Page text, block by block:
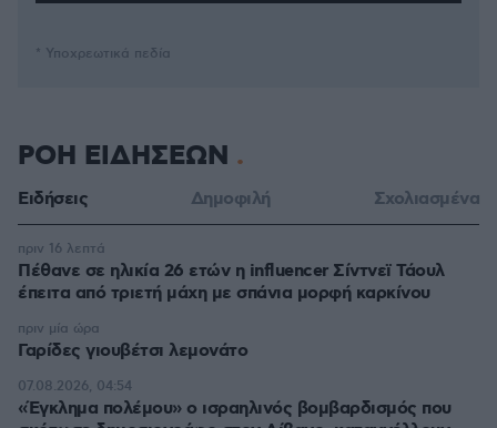
* Υποχρεωτικά πεδία
ΡΟΗ ΕΙΔΗΣΕΩΝ
Ειδήσεις Δημοφιλή Σχολιασμένα
Πέθανε σε ηλικία 26 ετών η influencer Σίντνεϊ Τάουλ
έπειτα από τριετή μάχη με σπάνια μορφή καρκίνου
πριν 16 λεπτά
Γαρίδες γιουβέτσι λεμονάτο
πριν μία ώρα
«Έγκλημα πολέμου» ο ισραηλινός βομβαρδισμός που
07.08.2026, 04:54